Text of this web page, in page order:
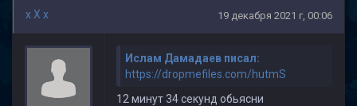
x X x 19 декабря 2021 г, 00:06
Ислам Дамадаев писал:
https://dropmefiles.com/hutmS
12 минут 34 секунд обьясни